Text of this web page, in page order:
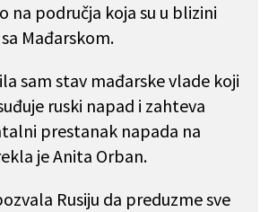
na područja koja su u blizini
Mađarskom.
sam stav mađarske vlade koji
ruski napad i zahteva
prestanak napada na
je Anita Orban.
Rusiju da preduzme sve